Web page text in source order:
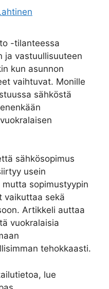
-tilanteessa
ja vastuullisuuteen
kun asunnon
vaihtuvat. Monille
sähköstä
sähkösopimus
usein
sopimustyypin
vaikuttaa sekä
Artikkeli auttaa
vuokralaisia
tehokkaasti.
lue